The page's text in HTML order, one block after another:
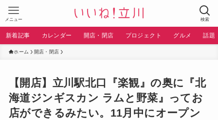
検索
メニュー
新着記事 カレンダー 開店・閉店 プロジェクト グルメ 話題
ホーム 開店・閉店
【開店】立川駅北口『楽観』の奥に『北
海道ジンギスカン ラムと野菜』ってお
店ができるみたい。11月中にオープン